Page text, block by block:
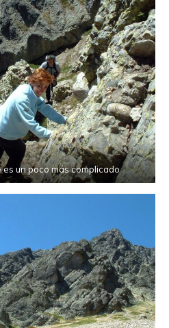
un poco más complicado